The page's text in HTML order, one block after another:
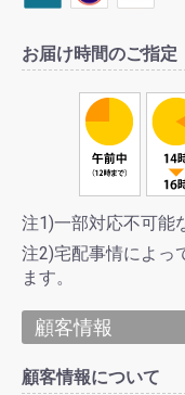
お届け時間のご指定
注1)一部対応不可能
注2)宅配事情によっ
ます。
顧客情報
顧客情報について